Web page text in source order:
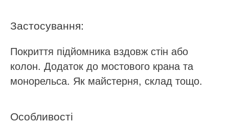
Застосування:
Покриття підйомника вздовж стін або
колон. Додаток до мостового крана та
монорельса. Як майстерня, склад тощо.
Особливості